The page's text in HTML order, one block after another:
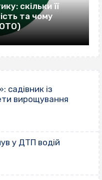
скільки її
та чому
садівник із
вирощування
у ДТП водій